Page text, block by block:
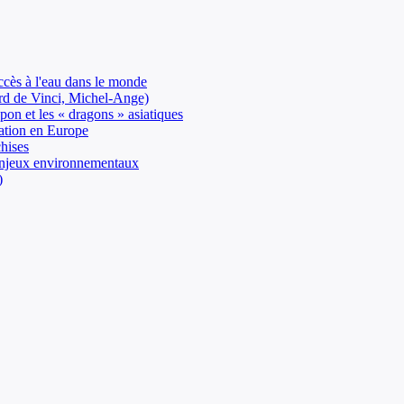
à l'eau dans le monde
de Vinci, Michel-Ange)
et les « dragons » asiatiques
en Europe
environnementaux